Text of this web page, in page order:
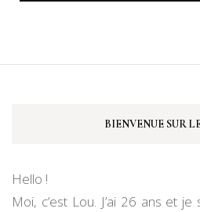
BIENVENUE SUR
Hello !
Moi, c’est Lou. J’ai 26 ans et